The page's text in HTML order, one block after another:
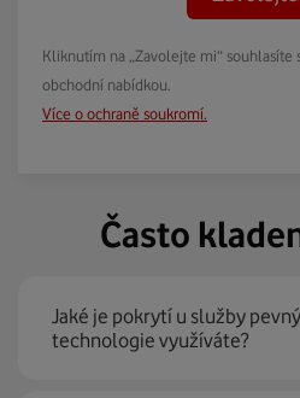
Kliknutím na „Zavolejte mi“
obchodní nabídkou.
Více o ochraně soukromí.
Často
Jaké je pokrytí u služby
technologie využíváte?